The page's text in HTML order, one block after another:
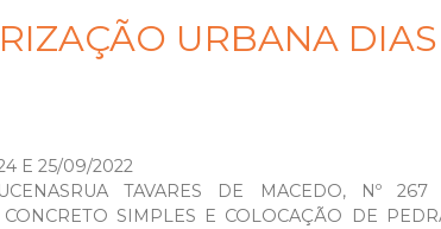
URBANA DIAS
E 25/09/2022
TAVARES DE MACEDO, Nº 267
SIMPLES E COLOCAÇÃO DE